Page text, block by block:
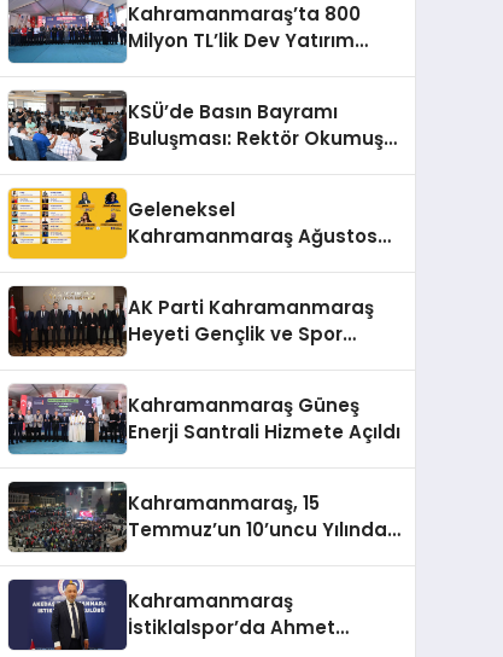
Kahramanmaraş’ta 800
Milyon TL’lik Dev Yatırım
KSÜ’de Basın Bayramı
Buluşması: Rektör Okumuş
Geleneksel
Kahramanmaraş Ağustos
AK Parti Kahramanmaraş
Heyeti Gençlik ve Spor
Kahramanmaraş Güneş
Enerji Santrali Hizmete Açıldı
Kahramanmaraş, 15
Temmuz’un 10’uncu Yılında
Kahramanmaraş
İstiklalspor’da Ahmet